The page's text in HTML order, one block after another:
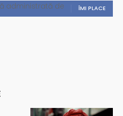
ÎMI PLACE
administrată de